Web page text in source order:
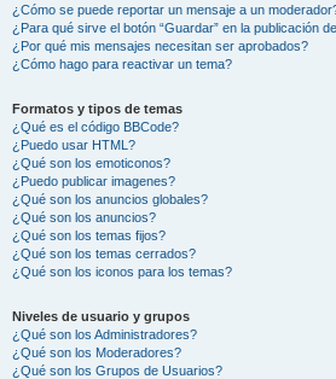
¿Cómo se puede reportar un mensaje a un
¿Para qué sirve el botón “Guardar” en la publicación
¿Por qué mis mensajes necesitan ser aprobados?
¿Cómo hago para reactivar un tema?
Formatos y tipos de temas
¿Qué es el código BBCode?
¿Puedo usar HTML?
¿Qué son los emoticonos?
¿Puedo publicar imagenes?
¿Qué son los anuncios globales?
¿Qué son los anuncios?
¿Qué son los temas fijos?
¿Qué son los temas cerrados?
¿Qué son los iconos para los temas?
Niveles de usuario y grupos
¿Qué son los Administradores?
¿Qué son los Moderadores?
¿Qué son los Grupos de Usuarios?